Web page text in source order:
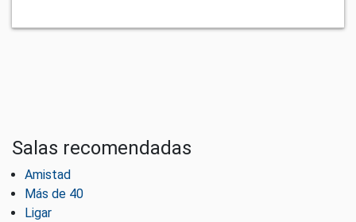
Salas recomendadas
Amistad
Más de 40
Ligar